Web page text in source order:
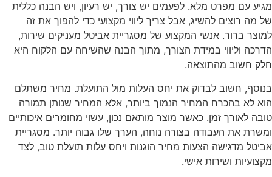
מגיע עם מפרט מלא. לפעמים יש צורך, יש רעיון, ויש הבנה כללית
של מה רוצים להשיג, אבל צריך ליווי מקצועי כדי להפוך את זה
למוצר ברור. אנשי המקצוע של מסגריית אביטל מעניקים שירות,
הדרכה וליווי במידת הצורך, מתוך הבנה שהשיחה עם הלקוח היא
חלק חשוב מהתוצאה.
בנוסף, חשוב לבדוק את יחס העלות מול התועלת. מחיר משתלם
הוא לא בהכרח המחיר הנמוך ביותר, אלא המחיר שנותן תמורה
טובה לאורך זמן. כאשר מוצר מותאם נכון, עשוי מחומרים איכותיים
ומשרת את העבודה בצורה נוחה, הערך שלו גבוה יותר. מסגריית
אביטל מדגישה הצעות מחיר הוגנות ויחס עלות תועלת טוב, לצד
מקצועיות ושירות אישי.